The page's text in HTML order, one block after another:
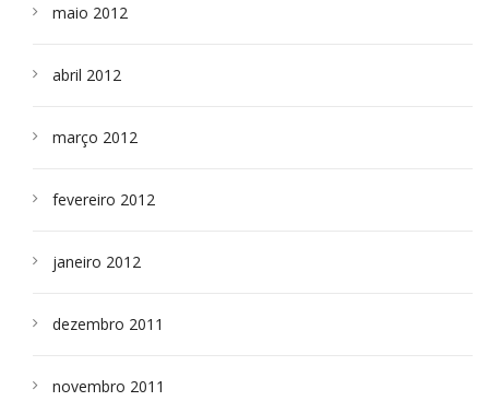
maio 2012
abril 2012
março 2012
fevereiro 2012
janeiro 2012
dezembro 2011
novembro 2011